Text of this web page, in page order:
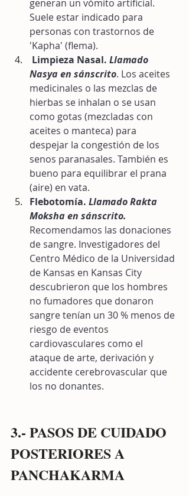
generan un vómito artificial.
Suele estar indicado para
personas con trastornos de
'Kapha' (flema).
Limpieza Nasal. Llamado
Nasya en sánscrito. Los aceites
medicinales o las mezclas de
hierbas se inhalan o se usan
como gotas (mezcladas con
aceites o manteca) para
despejar la congestión de los
senos paranasales. También es
bueno para equilibrar el prana
(aire) en vata.
Flebotomía. Llamado Rakta
Moksha en sánscrito.
Recomendamos las donaciones
de sangre. Investigadores del
Centro Médico de la Universidad
de Kansas en Kansas City
descubrieron que los hombres
no fumadores que donaron
sangre tenían un 30 % menos de
riesgo de eventos
cardiovasculares como el
ataque de arte, derivación y
accidente cerebrovascular que
los no donantes.
3.- PASOS DE CUIDADO
POSTERIORES A
PANCHAKARMA